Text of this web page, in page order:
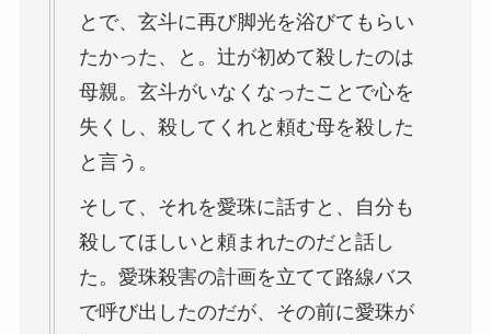
とで、玄斗に再び脚光を浴びてもらい
たかった、と。辻が初めて殺したのは
母親。玄斗がいなくなったことで心を
失くし、殺してくれと頼む母を殺した
と言う。
そして、それを愛珠に話すと、自分も
殺してほしいと頼まれたのだと話し
た。愛珠殺害の計画を立てて路線バス
で呼び出したのだが、その前に愛珠が